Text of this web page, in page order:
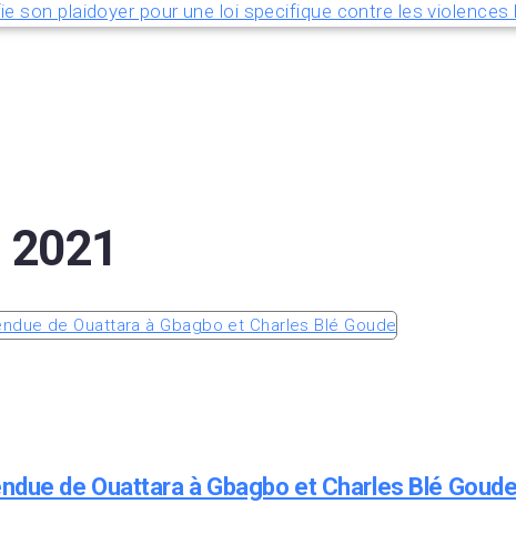
son plaidoyer pour une loi specifique contre les violences
de Ouattara à Gbagbo et Charles Blé Goude